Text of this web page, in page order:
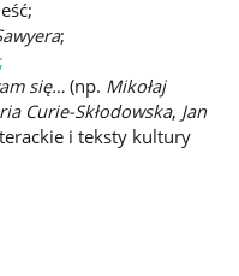
;
się…(np. Mikołaj
Curie-Skłodowska, Jan
i teksty kultury